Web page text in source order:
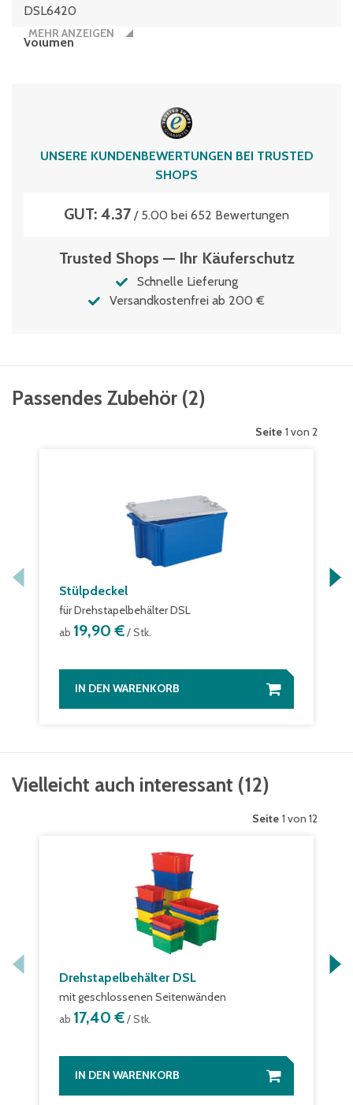
DSL6420
Volumen
MEHR ANZEIGEN
UNSERE KUNDENBEWERTUNGEN BEI TRUSTED
SHOPS
GUT: 4.37 / 5.00 bei 652 Bewertungen
Trusted Shops — Ihr Käuferschutz
Schnelle Lieferung
Versandkostenfrei ab 200 €
Passendes Zubehör (2)
Seite 1 von 2
Stülpdeckel
für Drehstapelbehälter DSL
ab 19,90 €/ Stk.
IN DEN WARENKORB
Vielleicht auch interessant (12)
Seite 1 von 12
Drehstapelbehälter DSL
mit geschlossenen Seitenwänden
ab 17,40 €/ Stk.
IN DEN WARENKORB